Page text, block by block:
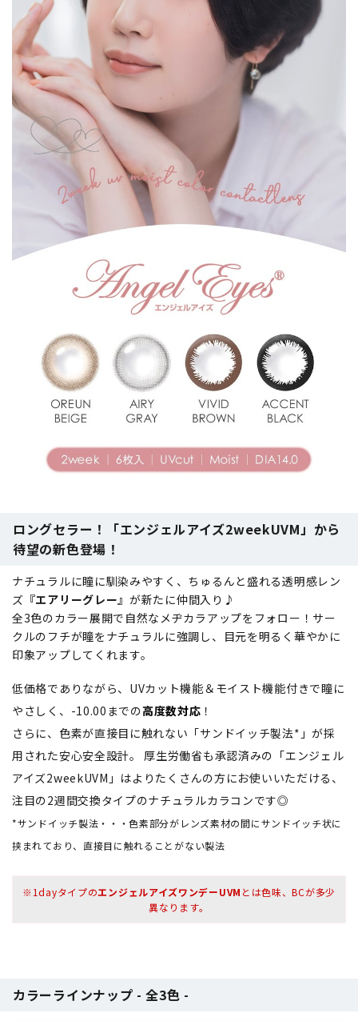
ロングセラー！「エンジェルアイズ2weekUVM」から
待望の新色登場！
ナチュラルに瞳に馴染みやすく、ちゅるんと盛れる透明感レン
ズ 『エアリーグレー』が新たに仲間入り♪
全3色のカラー展開で自然なメヂカラアップをフォロー！サー
クルのフチが瞳をナチュラルに強調し、目元を明るく華やかに
印象アップしてくれます。
低価格でありながら、UVカット機能＆モイスト機能付きで瞳に
やさしく、-10.00までの高度数対応 ！
さらに、色素が直接目に触れない「サンドイッチ製法*」が採
用された安心安全設計。 厚生労働省も承認済みの「エンジェル
アイズ2weekUVM」はよりたくさんの方にお使いいただける、
注目の2週間交換タイプのナチュラルカラコンです◎
*サンドイッチ製法・・・色素部分がレンズ素材の間にサンドイッチ状に
挟まれており、直接目に触れることがない製法
※1dayタイプのエンジェルアイズワンデーUVM とは色味、BCが多少
異なります。
カラーラインナップ - 全3色 -